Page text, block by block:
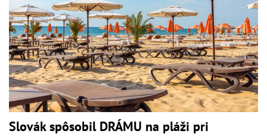
Slovák spôsobil DRÁMU na pláži pri